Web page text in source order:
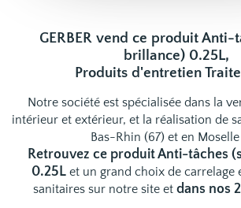
GERBER vend ce produit Anti-
brillance) 0.25L,
Produits d'entretien
Notre société est spécialisée dans la
intérieur et extérieur, et la réalisation de
Bas-Rhin (67) et en Moselle
Retrouvez ce produit Anti-tâches
0.25Let un grand choix de carrelage
sanitairessur notre site et dans nos